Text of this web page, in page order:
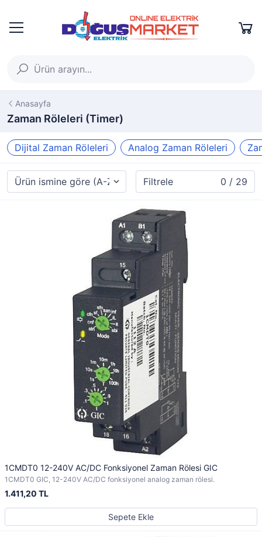
Anasayfa
Zaman Röleleri (Timer)
Dijital Zaman Röleleri Analog Zaman Röleleri
Filtrele 0 / 29
1CMDT0 12-240V AC/DC Fonksiyonel Zaman Rölesi GIC
1CMDT0 GIC, 12-240V AC/DC fonksiyonel analog zaman rölesi.
1.411,20 TL
Sepete Ekle